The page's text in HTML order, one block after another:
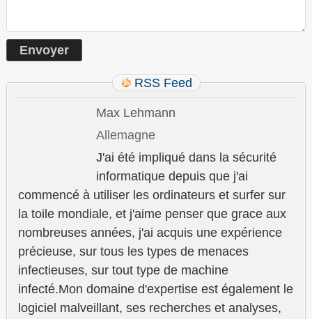
RSS Feed
Max Lehmann
Allemagne
J'ai été impliqué dans la sécurité
informatique depuis que j'ai
commencé à utiliser les ordinateurs et surfer sur
la toile mondiale, et j'aime penser que grace aux
nombreuses années, j'ai acquis une expérience
précieuse, sur tous les types de menaces
infectieuses, sur tout type de machine
infecté.Mon domaine d'expertise est également le
logiciel malveillant, ses recherches et analyses,